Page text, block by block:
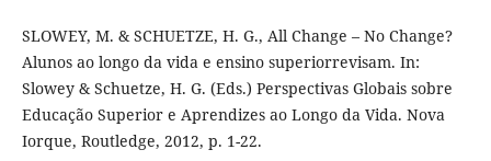
SLOWEY, M. & SCHUETZE, H. G., All Change – No Change?
Alunos ao longo da vida e ensino superiorrevisam. In:
Slowey & Schuetze, H. G. (Eds.) Perspectivas Globais sobre
Educação Superior e Aprendizes ao Longo da Vida. Nova
Iorque, Routledge, 2012, p. 1-22.